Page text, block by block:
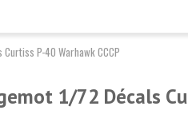
P-40 Warhawk CCCP
1/72 Décals